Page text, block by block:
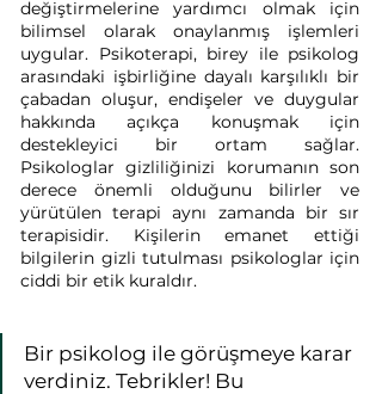
değiştirmelerine yardımcı olmak için
bilimsel olarak onaylanmış işlemleri
uygular. Psikoterapi, birey ile psikolog
arasındaki işbirliğine dayalı karşılıklı bir
çabadan oluşur, endişeler ve duygular
hakkında açıkça konuşmak için
destekleyici bir ortam sağlar.
Psikologlar gizliliğinizi korumanın son
derece önemli olduğunu bilirler ve
yürütülen terapi aynı zamanda bir sır
terapisidir. Kişilerin emanet ettiği
bilgilerin gizli tutulması psikologlar için
ciddi bir etik kuraldır.
Bir psikolog ile görüşmeye karar
verdiniz. Tebrikler! Bu